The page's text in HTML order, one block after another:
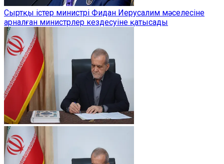
Сыртқы істер министрі Фидан Иерусалим мәселесіне
арналған министрлер кездесуіне қатысады